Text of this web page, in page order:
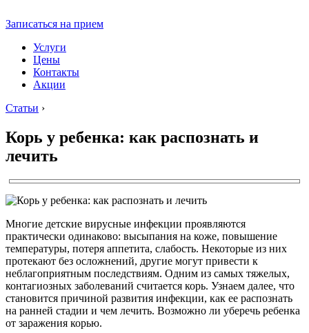
Записаться на прием
Услуги
Цены
Контакты
Акции
Статьи ›
Корь у ребенка: как распознать и
лечить
Многие детские вирусные инфекции проявляются
практически одинаково: высыпания на коже, повышение
температуры, потеря аппетита, слабость. Некоторые из них
протекают без осложнений, другие могут привести к
неблагоприятным последствиям. Одним из самых тяжелых,
контагиозных заболеваний считается корь. Узнаем далее, что
становится причиной развития инфекции, как ее распознать
на ранней стадии и чем лечить. Возможно ли уберечь ребенка
от заражения корью.